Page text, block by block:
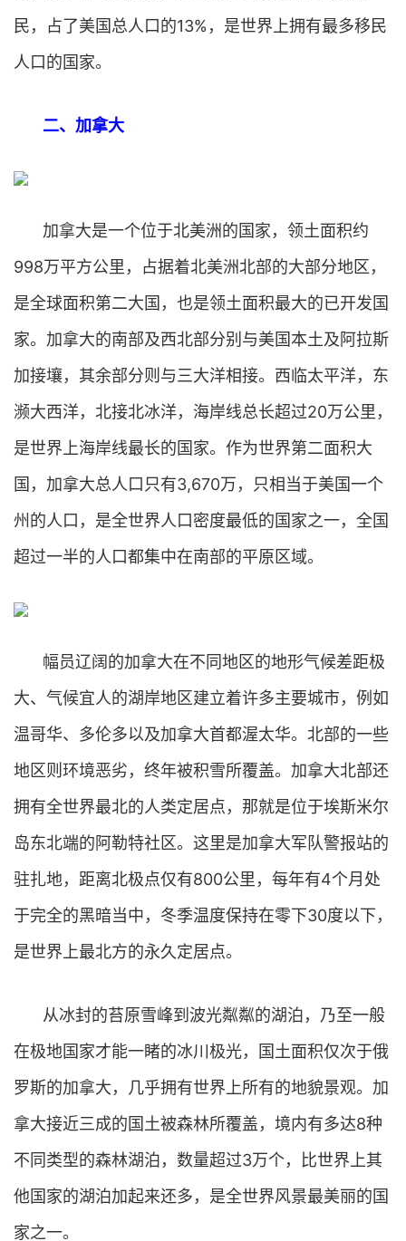
民，占了美国总人口的13%，是世界上拥有最多移民
人口的国家。
二、加拿大
加拿大是一个位于北美洲的国家，领土面积约
998万平方公里，占据着北美洲北部的大部分地区，
是全球面积第二大国，也是领土面积最大的已开发国
家。加拿大的南部及西北部分别与美国本土及阿拉斯
加接壤，其余部分则与三大洋相接。西临太平洋，东
濒大西洋，北接北冰洋，海岸线总长超过20万公里，
是世界上海岸线最长的国家。作为世界第二面积大
国，加拿大总人口只有3,670万，只相当于美国一个
州的人口，是全世界人口密度最低的国家之一，全国
超过一半的人口都集中在南部的平原区域。
幅员辽阔的加拿大在不同地区的地形气候差距极
大、气候宜人的湖岸地区建立着许多主要城市，例如
温哥华、多伦多以及加拿大首都渥太华。北部的一些
地区则环境恶劣，终年被积雪所覆盖。加拿大北部还
拥有全世界最北的人类定居点，那就是位于埃斯米尔
岛东北端的阿勒特社区。这里是加拿大军队警报站的
驻扎地，距离北极点仅有800公里，每年有4个月处
于完全的黑暗当中，冬季温度保持在零下30度以下，
是世界上最北方的永久定居点。
从冰封的苔原雪峰到波光粼粼的湖泊，乃至一般
在极地国家才能一睹的冰川极光，国土面积仅次于俄
罗斯的加拿大，几乎拥有世界上所有的地貌景观。加
拿大接近三成的国土被森林所覆盖，境内有多达8种
不同类型的森林湖泊，数量超过3万个，比世界上其
他国家的湖泊加起来还多，是全世界风景最美丽的国
家之一。